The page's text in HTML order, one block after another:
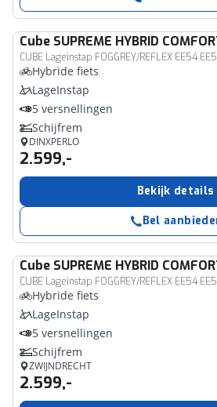
Cube SUPREME HYBRID
CUBE Lageinstap FOGGREY/REFLEX EE54
Hybride fiets
LageInstap
5 versnellingen
Schijfrem
DINXPERLO
2.599,-
Bekijk details
Bel
Cube SUPREME HYBRID
CUBE Lageinstap FOGGREY/REFLEX EE54
Hybride fiets
LageInstap
5 versnellingen
Schijfrem
ZWIJNDRECHT
2.599,-